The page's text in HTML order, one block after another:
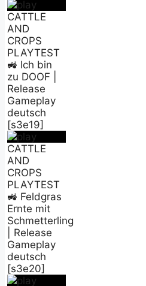
CATTLE
AND
CROPS
PLAYTEST
🚜 Ich bin
zu DOOF |
Release
Gameplay
deutsch
[s3e19]
CATTLE
AND
CROPS
PLAYTEST
🚜 Feldgras
Ernte mit
Schmetterling
| Release
Gameplay
deutsch
[s3e20]